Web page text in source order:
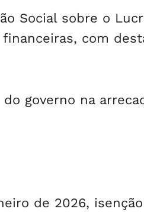
Social sobre o
com
governo na
de 2026,